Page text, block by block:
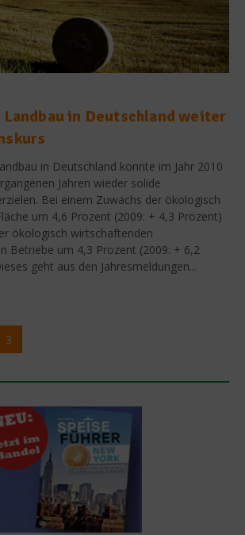
in Deutschland weiter
in Deutschland konnte im Jahr 2010
Jahren wieder solide
Bei einem Zuwachs der ökologisch
um 4,6 Prozent (2009: + 4,3 Prozent)
ökologisch wirtschaftenden
Betriebe um 4,3 Prozent (2009: + 6,2
geht aus den Jahresmeldungen...
3